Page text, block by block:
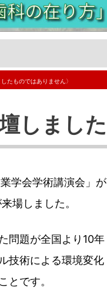
たものではありません〉
しました
学会学術講演会」が
場しました。
問題が全国より10年
技術による環境変化
とです。